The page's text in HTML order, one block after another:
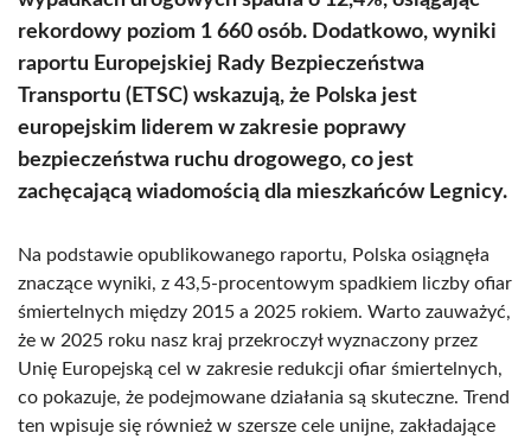
rekordowy poziom 1 660 osób. Dodatkowo, wyniki
raportu Europejskiej Rady Bezpieczeństwa
Transportu (ETSC) wskazują, że Polska jest
europejskim liderem w zakresie poprawy
bezpieczeństwa ruchu drogowego, co jest
zachęcającą wiadomością dla mieszkańców Legnicy.
Na podstawie opublikowanego raportu, Polska osiągnęła
znaczące wyniki, z 43,5-procentowym spadkiem liczby ofiar
śmiertelnych między 2015 a 2025 rokiem. Warto zauważyć,
że w 2025 roku nasz kraj przekroczył wyznaczony przez
Unię Europejską cel w zakresie redukcji ofiar śmiertelnych,
co pokazuje, że podejmowane działania są skuteczne. Trend
ten wpisuje się również w szersze cele unijne, zakładające